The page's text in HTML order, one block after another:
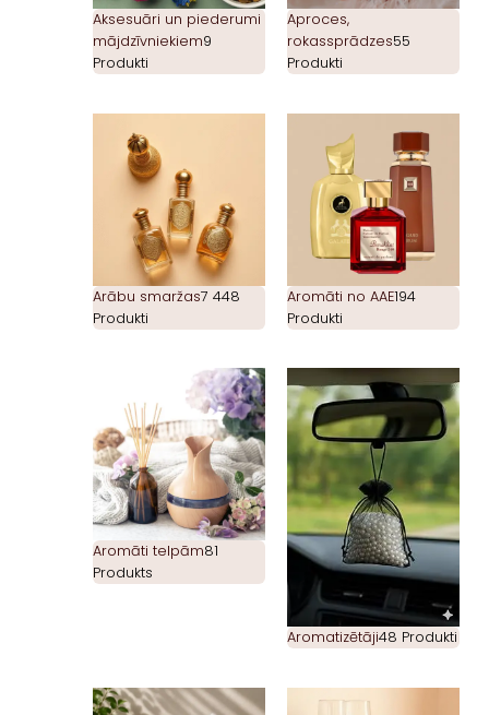
Aksesuāri un piederumi
mājdzīvniekiem9
Produkti
Aproces,
rokassprādzes55
Produkti
Arābu smaržas7 448
Produkti
Aromāti no AAE194
Produkti
Aromāti telpām81
Produkts
Aromatizētāji48 Produkti